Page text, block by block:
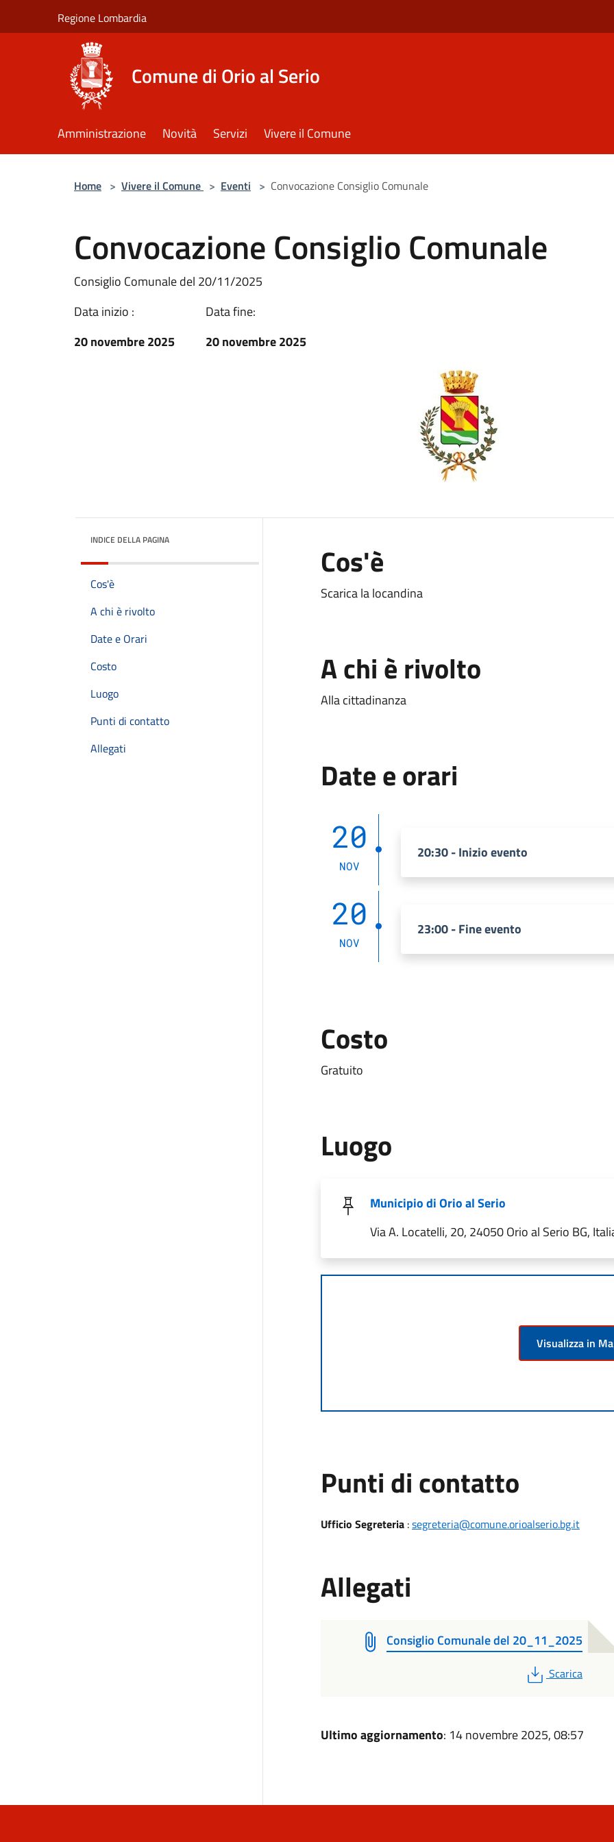
Regione Lombardia
Comune di Orio al Serio
Amministrazione Novità Servizi Vivere il Comune
Home > Vivere il Comune > Eventi > Convocazione Consiglio Comunale
Convocazione Consiglio Comunale
Consiglio Comunale del 20/11/2025
Data inizio :
20 novembre 2025
Data fine:
20 novembre 2025
INDICE DELLA PAGINA
Cos'è
A chi è rivolto
Date e Orari
Costo
Luogo
Punti di contatto
Allegati
Cos'è
Scarica la locandina
A chi è rivolto
Alla cittadinanza
Date e orari
20
NOV
20:30 - Inizio evento
20
NOV
23:00 - Fine evento
Costo
Gratuito
Luogo
Municipio di Orio al Serio
Via A. Locatelli, 20, 24050 Orio al Serio BG,
Visualizza in
Punti di contatto
Ufficio Segreteria:segreteria@comune.orioalserio.bg.it
Allegati
Consiglio Comunale del 20_11_2025
PDF
Scarica
Ultimo aggiornamento: 14 novembre 2025, 08:57